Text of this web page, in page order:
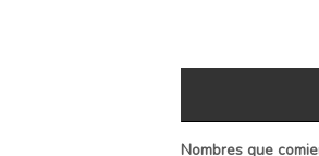
Nombres que